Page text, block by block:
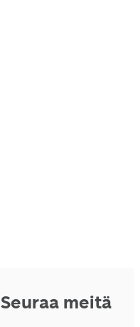
Seuraa meitä